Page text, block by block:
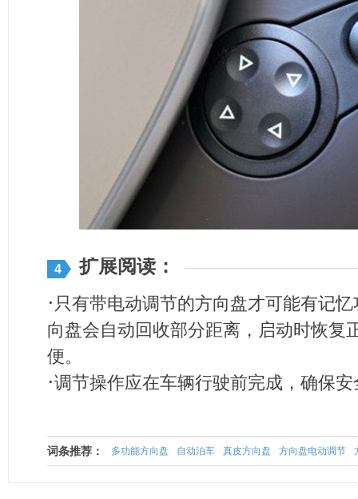
4 扩展阅读：
· 只有带电动调节的方向盘才可能有记
向盘会自动回收部分距离，启动时恢复
便。
·调节操作应在车辆行驶前完成，确保安
词条推荐： 多功能方向盘 自动泊车 真皮方向盘 方向盘电动调节